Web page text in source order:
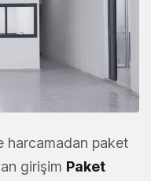
harcamadan paket
girişim Paket